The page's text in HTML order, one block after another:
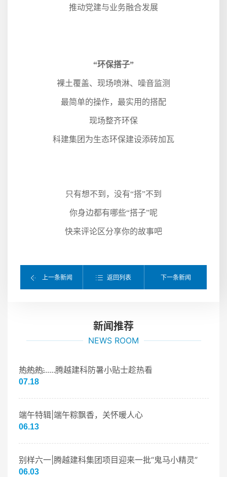
推动党建与业务融合发展
“环保搭子”
裸土覆盖、现场喷淋、噪音监测
最简单的操作，最实用的搭配
现场整齐环保
科建集团为生态环保建设添砖加瓦
只有想不到，没有“搭”不到
你身边都有哪些“搭子”呢
快来评论区分享你的故事吧
上一条新闻 返回列表 下一条新闻
新闻推荐
NEWS ROOM
热҈热҈热҈......腾越建科防暑小贴士趁热看
07.18
端午特辑|端午粽飘香，关怀暖人心
06.13
别样六一|腾越建科集团项目迎来一批“鬼马小精灵”
06.03